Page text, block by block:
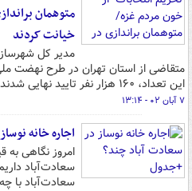
متوهمان
خیانت کردند
متقاضی از استان تهران در طرح نهضت
این تعداد، ۱۶۰ هزار نفر تایید نهایی شدند!
۷ آبان ۰۲ - ۱۳:۱۴
اجاره خانه
امروز نگاهی به
سعادت‌آباد
سعادت‌آباد با